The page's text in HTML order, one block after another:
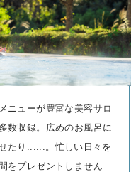
ニューが豊富な美容サロ
数収録。広めのお風呂に
たり......。忙しい日々を
をプレゼントしません